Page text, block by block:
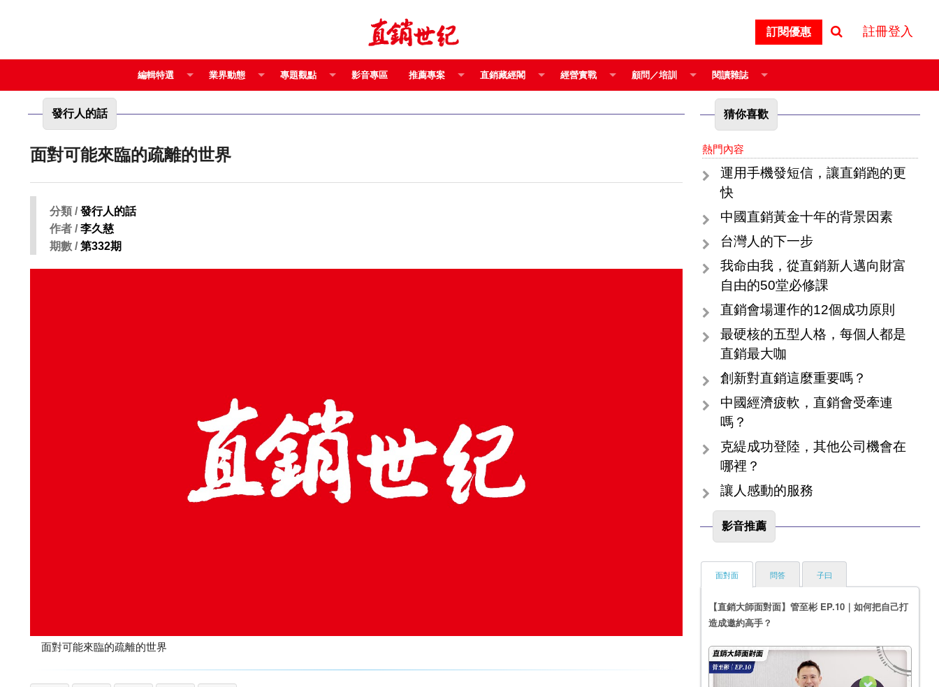
訂閱優惠 註冊登入
編輯特選 業界動態 專題觀點 影音專區 推薦專案 直銷藏經閣 經營實戰 顧問／培訓 閱讀雜誌
發行人的話
面對可能來臨的疏離的世界
分類 /發行人的話
作者 /李久慈
期數 /第332期
面對可能來臨的疏離的世界
猜你喜歡
熱門內容
運用手機發短信，讓直銷跑的更
快
中國直銷黃金十年的背景因素
台灣人的下一步
我命由我，從直銷新人邁向財富
自由的50堂必修課
直銷會場運作的12個成功原則
最硬核的五型人格，每個人都是
直銷最大咖
創新對直銷這麼重要嗎？
中國經濟疲軟，直銷會受牽連
嗎？
克緹成功登陸，其他公司機會在
哪裡？
讓人感動的服務
影音推薦
面對面
【直銷大師面對面】管至彬 EP.10｜如何把自己打
造成邀約高手？
問答 子曰